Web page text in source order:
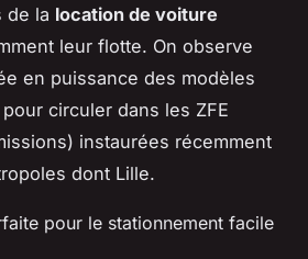
de la location de voiture
leur flotte. On observe
en puissance des modèles
circuler dans les ZFE
instaurées récemment
dont Lille.
pour le stationnement facile